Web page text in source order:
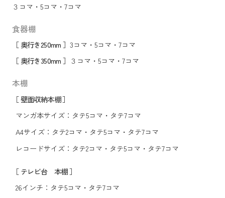
３コマ ・ 5コマ ・ 7コマ
食器棚
［ 奥行き250mm ］ 3コマ ・ 5コマ ・ 7コマ
［ 奥行き350mm ］ ３コマ ・ 5コマ ・ 7コマ
本棚
［ 壁面収納本棚 ］
マンガ本サイズ： タテ5コマ ・ タテ7コマ
A4サイズ： タテ2コマ ・ タテ5コマ ・ タテ7コマ
レコードサイズ： タテ2コマ ・ タテ5コマ ・ タテ7コマ
［ テレビ台 本棚 ］
26インチ： タテ5コマ ・ タテ7コマ